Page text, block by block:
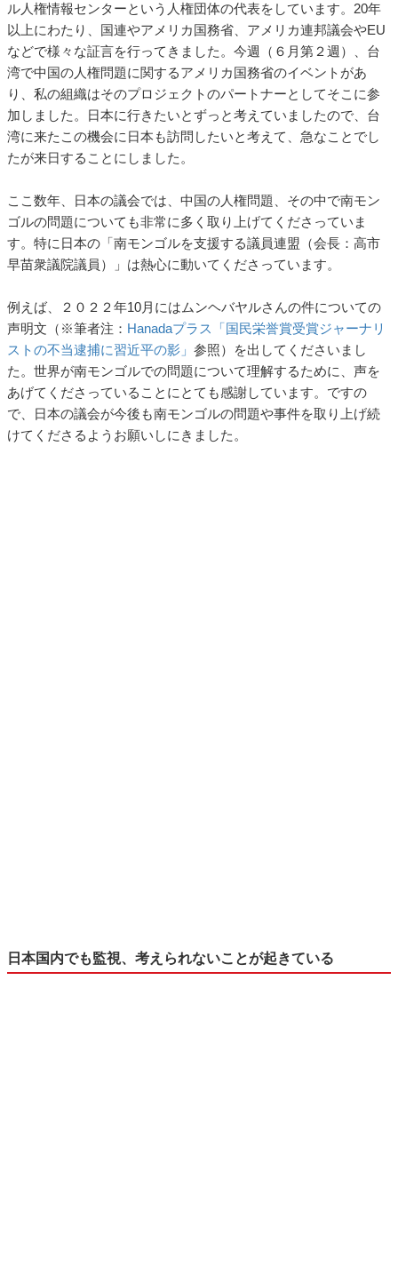
ル人権情報センターという人権団体の代表をしています。20年
以上にわたり、国連やアメリカ国務省、アメリカ連邦議会やEU
などで様々な証言を行ってきました。今週（６月第２週）、台
湾で中国の人権問題に関するアメリカ国務省のイベントがあ
り、私の組織はそのプロジェクトのパートナーとしてそこに参
加しました。日本に行きたいとずっと考えていましたので、台
湾に来たこの機会に日本も訪問したいと考えて、急なことでし
たが来日することにしました。
ここ数年、日本の議会では、中国の人権問題、その中で南モン
ゴルの問題についても非常に多く取り上げてくださっていま
す。特に日本の「南モンゴルを支援する議員連盟（会長：高市
早苗衆議院議員）」は熱心に動いてくださっています。
例えば、２０２２年10月にはムンヘバヤルさんの件についての
声明文（※筆者注： Hanadaプラス「国民栄誉賞受賞ジャーナリ
ストの不当逮捕に習近平の影」 参照）を出してくださいまし
た。世界が南モンゴルでの問題について理解するために、声を
あげてくださっていることにとても感謝しています。ですの
で、日本の議会が今後も南モンゴルの問題や事件を取り上げ続
けてくださるようお願いしにきました。
日本国内でも監視、考えられないことが起きている